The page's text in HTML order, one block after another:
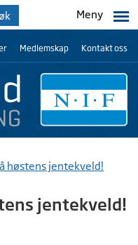
Meny
Medlemskap Kontakt oss
høstens jentekveld!
jentekveld!